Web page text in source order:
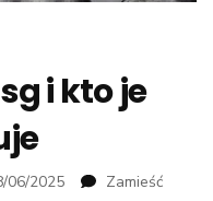
i kto je
06/2025
Zamieść